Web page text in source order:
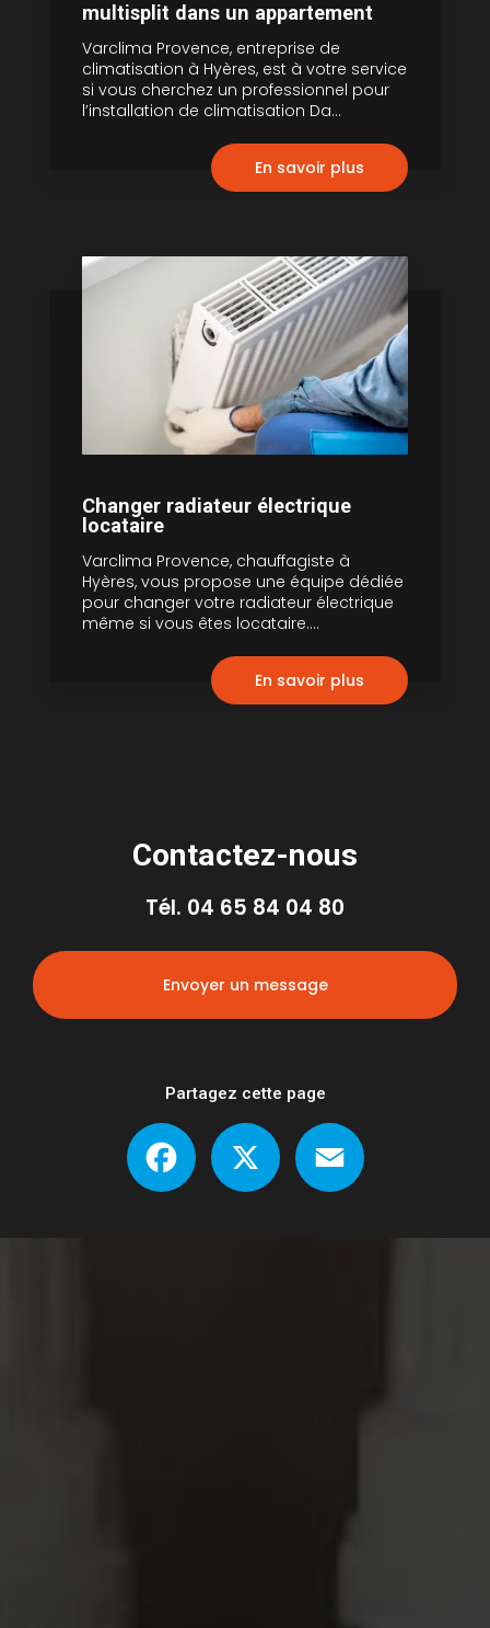
multisplit dans un appartement
Varclima Provence, entreprise de
climatisation à Hyères, est à votre service
si vous cherchez un professionnel pour
l’installation de climatisation Da...
En savoir plus
Changer radiateur électrique
locataire
Varclima Provence, chauffagiste à
Hyères, vous propose une équipe dédiée
pour changer votre radiateur électrique
même si vous êtes locataire....
En savoir plus
Contactez-nous
Tél. 04 65 84 04 80
Envoyer un message
Partagez cette page
Facebook